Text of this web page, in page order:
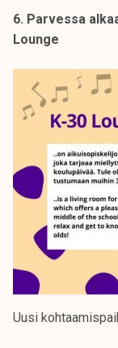
6. Parvessa
Lounge
Uusi